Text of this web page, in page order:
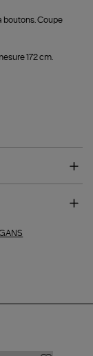
boutons. Coupe
172 cm.